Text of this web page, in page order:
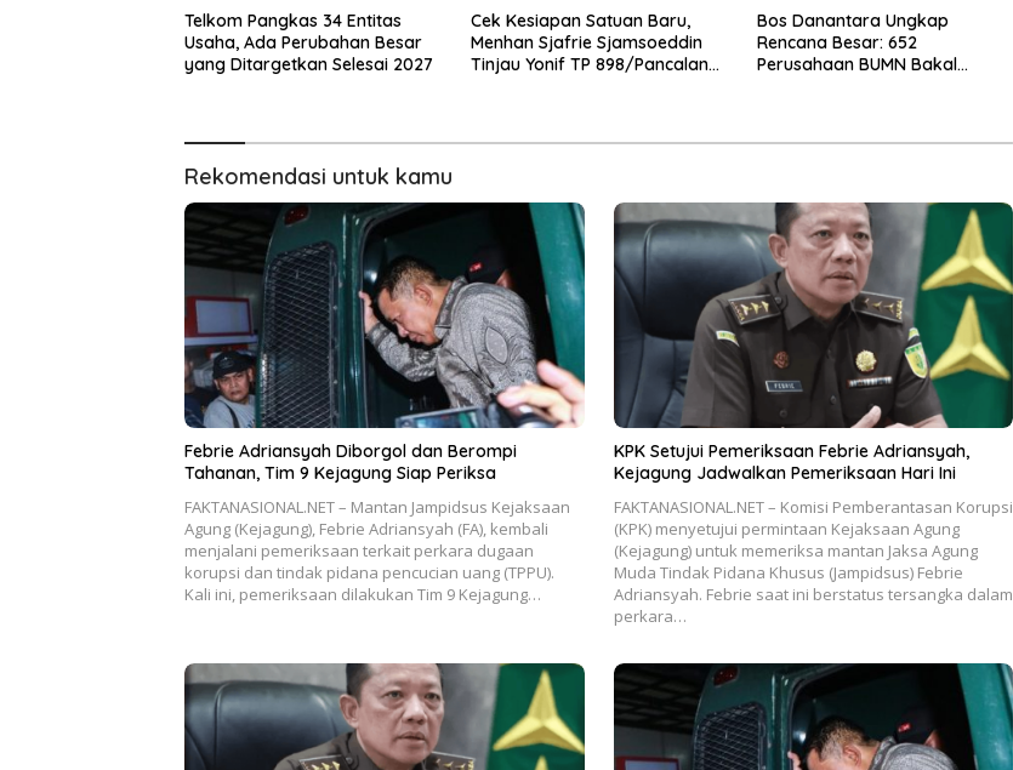
Telkom Pangkas 34 Entitas
Usaha, Ada Perubahan Besar
yang Ditargetkan Selesai 2027
Cek Kesiapan Satuan Baru,
Menhan Sjafrie Sjamsoeddin
Tinjau Yonif TP 898/Pancalang
Bos Danantara Ungkap
Rencana Besar: 652
Perusahaan BUMN Bakal
Rekomendasi untuk kamu
Febrie Adriansyah Diborgol dan Berompi
Tahanan, Tim 9 Kejagung Siap Periksa
FAKTANASIONAL.NET – Mantan Jampidsus Kejaksaan
Agung (Kejagung), Febrie Adriansyah (FA), kembali
menjalani pemeriksaan terkait perkara dugaan
korupsi dan tindak pidana pencucian uang (TPPU).
Kali ini, pemeriksaan dilakukan Tim 9 Kejagung…
KPK Setujui Pemeriksaan Febrie Adriansyah,
Kejagung Jadwalkan Pemeriksaan Hari Ini
FAKTANASIONAL.NET – Komisi Pemberantasan Korupsi
(KPK) menyetujui permintaan Kejaksaan Agung
(Kejagung) untuk memeriksa mantan Jaksa Agung
Muda Tindak Pidana Khusus (Jampidsus) Febrie
Adriansyah. Febrie saat ini berstatus tersangka dalam
perkara…